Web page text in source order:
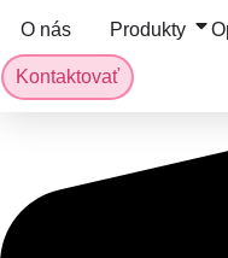
O nás Produkty
Kontaktovať